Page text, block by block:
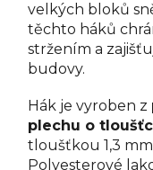
velkých bloků
těchto háků
stržením a
budovy.
Hák je vyroben z
plechu o
tloušťkou 1,3
Polyesterové